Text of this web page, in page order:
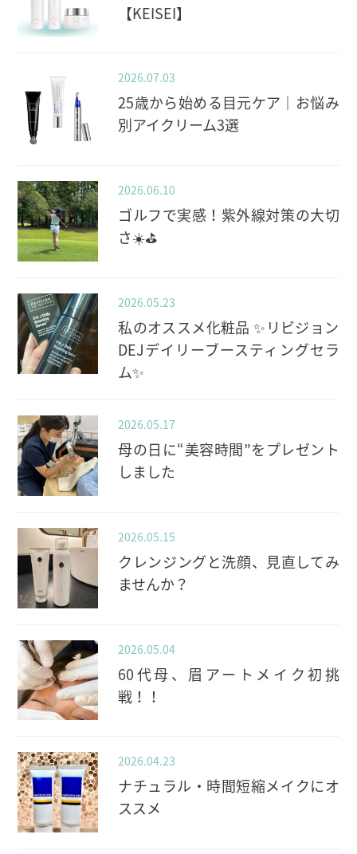
【KEISEI】
2026.07.03
25歳から始める目元ケア｜お悩み
別アイクリーム3選
2026.06.10
ゴルフで実感！紫外線対策の大切
さ☀️⛳️
2026.05.23
私のオススメ化粧品 ✨️リビジョン
DEJデイリーブースティングセラ
ム✨️
2026.05.17
母の日に“美容時間”をプレゼント
しました
2026.05.15
クレンジングと洗顔、見直してみ
ませんか？
2026.05.04
60代母、眉アートメイク初挑
戦！！
2026.04.23
ナチュラル・時間短縮メイクにオ
ススメ